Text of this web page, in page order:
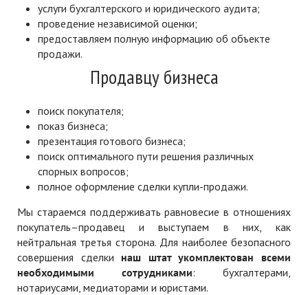
услуги бухгалтерского и юридического аудита;
проведение независимой оценки;
предоставляем полную информацию об объекте
продажи.
Продавцу бизнеса
поиск покупателя;
показ бизнеса;
презентация готового бизнеса;
поиск оптимального пути решения различных
спорных вопросов;
полное оформление сделки купли-продажи.
Мы стараемся поддерживать равновесие в отношениях
покупатель–продавец и выступаем в них, как
нейтральная третья сторона. Для наиболее безопасного
совершения сделки наш штат укомплектован всеми
необходимыми сотрудниками: бухгалтерами,
нотариусами, медиаторами и юристами.